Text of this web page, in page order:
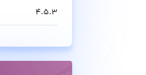
4.5.3